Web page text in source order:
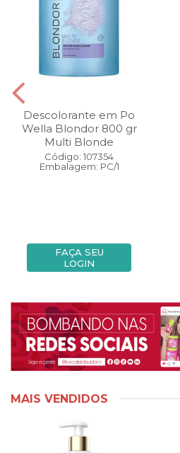
Descolorante em Po
Wella Blondor 800 gr
Multi Blonde
Código: 107354
Embalagem: PC/1
FAÇA SEU
LOGIN
MAIS VENDIDOS